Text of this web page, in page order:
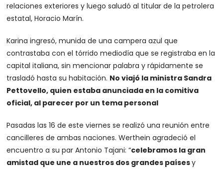
relaciones exteriores y luego saludó al titular de la petrolera
estatal, Horacio Marín.
Karina ingresó, munida de una campera azul que
contrastaba con el tórrido mediodía que se registraba en la
capital italiana, sin mencionar palabra y rápidamente se
trasladó hasta su habitación. No viajó la ministra Sandra
Pettovello, quien estaba anunciada en la comitiva
oficial, al parecer por un tema personal
Pasadas las 16 de este viernes se realizó una reunión entre
cancilleres de ambas naciones. Werthein agradeció el
encuentro a su par Antonio Tajani: “celebramos la gran
amistad que une a nuestros dos grandes paísesy